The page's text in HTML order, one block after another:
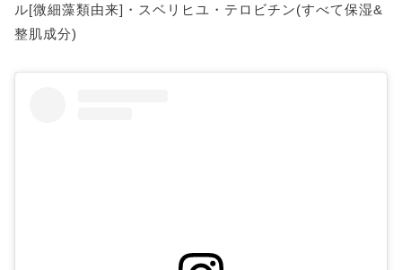
ル[微細藻類由来]・スベリヒユ・テロビチン(すべて保湿&
整肌成分)